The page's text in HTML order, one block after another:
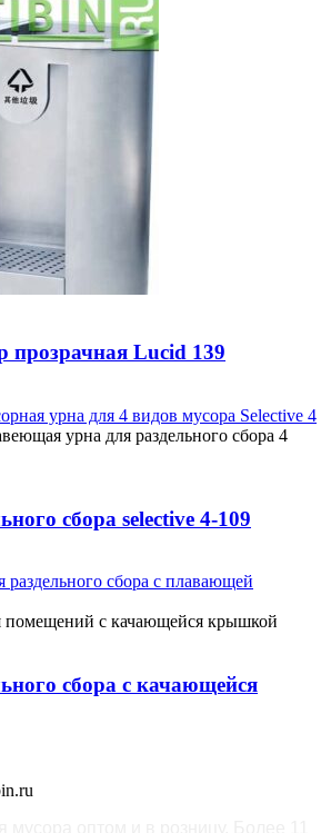
прозрачная Lucid 139
сбора selective 4-109
сбора с качающейся